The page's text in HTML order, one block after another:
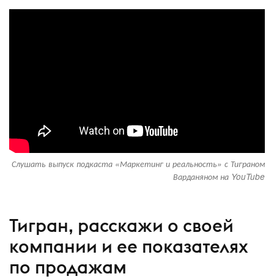
Слушать выпуск подкаста «Маркетинг и реальность» с Тиграном
Варданяном на YouTube
Тигран, расскажи о своей
компании и ее показателях
по продажам